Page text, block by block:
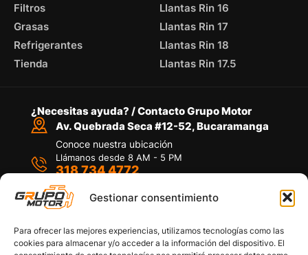
Gestionar consentimiento
Para ofrecer las mejores experiencias, utilizamos tecnologías como las
cookies para almacenar y/o acceder a la información del dispositivo. El
Filtros
Grasas
Refrigerantes
Tienda
Llantas Rin 16
Llantas Rin 17
Llantas Rin 18
Llantas Rin 17.5
¿Necesitas ayuda? / Contacto Grupo Motor
Av. Quebrada Seca #12-52, Bucaramanga
Conoce nuestra ubicación
Llámanos desde 8 AM - 5 PM
318 734 4772
Por medio de WhatsApp